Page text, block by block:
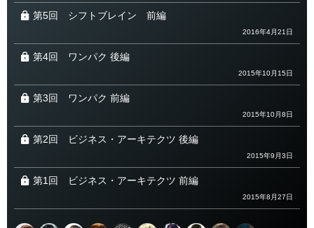
第5回 シフトブレイン 前編
2016年4月21日
第4回 ワンパク 後編
2015年10月15日
第3回 ワンパク 前編
2015年10月8日
第2回 ビジネス・アーキテクツ 後編
2015年9月3日
第1回 ビジネス・アーキテクツ 前編
2015年8月27日